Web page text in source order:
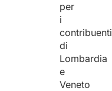
per
i
contribuenti
di
Lombardia
e
Veneto